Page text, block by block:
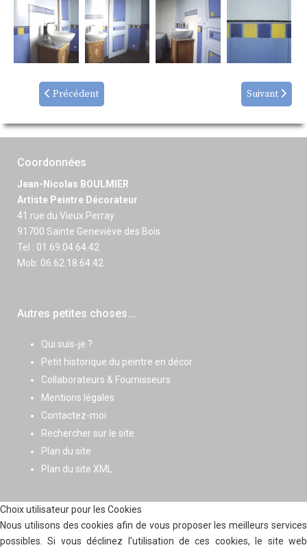
Précédent Suivant
Coordonnées
Jean-Nicolas BOULMIER
Artiste Peintre Décorateur
41 rue du Vieux Perray
91700 Sainte Geneviève des Bois
Tel : 01.69.04.64.42
Mob: 06.62.18.64.42
Autres petites choses...
Qui suis-je ?
Petit historique du peintre en décor
Collaborateurs & Fournisseurs
Mentions légales
Contactez-moi
Rechercher sur le site
Plan du site
Plan du site XML
Choix utilisateur pour les Cookies
Nous utilisons des cookies afin de vous proposer les meilleurs services
possibles. Si vous déclinez l'utilisation de ces cookies, le site web